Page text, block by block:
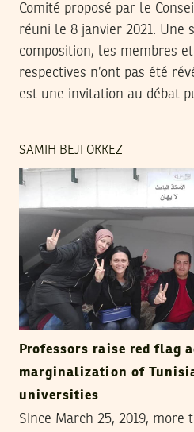
Comité proposé par le
réuni le 8 janvier 2021. Une
composition, les membres
respectives n’ont pas été
est une invitation au débat
SAMIH BEJI OKKEZ
Professors raise red flag
marginalization of
universities
Since March 25, 2019, more